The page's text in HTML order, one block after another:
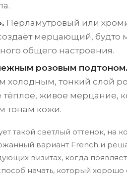
Перламутровый или
мерцающий, будто
общего настроения.
розовым
холодным, тонкий слой
тёплое, живое мерцание,
тонам кожи.
такой светлый оттенок, на
вариант French и
визитах, когда
начать, который